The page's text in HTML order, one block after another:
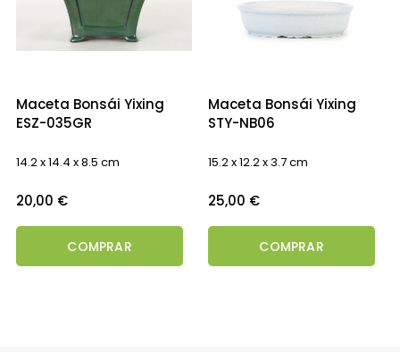
Maceta Bonsái Yixing
ESZ-035GR
14.2 x 14.4 x 8.5 cm
Precio
20,00 €
COMPRAR
Maceta Bonsái Yixing
STY-NB06
15.2 x 12.2 x 3.7 cm
Precio
25,00 €
COMPRAR